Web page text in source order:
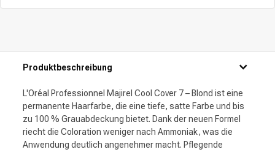
Produktbeschreibung
L'Oréal Professionnel Majirel Cool Cover 7 – Blond ist eine
permanente Haarfarbe, die eine tiefe, satte Farbe und bis
zu 100 % Grauabdeckung bietet. Dank der neuen Formel
riecht die Coloration weniger nach Ammoniak, was die
Anwendung deutlich angenehmer macht. Pflegende